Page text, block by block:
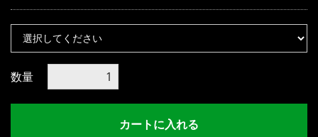
数量
カートに入れる